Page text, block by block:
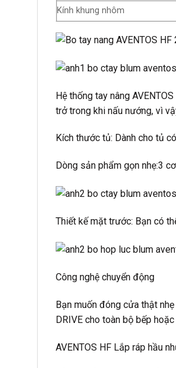
Kính khung nhôm
Hệ thống tay nâng
trở trong khi nấu nướng, vì
Kích thước tủ: Dành cho tủ
Dòng sản phẩm gọn nhẹ:3
Thiết kế mặt trước: Bạn có
Công nghệ chuyển động
Bạn muốn đóng cửa thật
DRIVE cho toàn bộ bếp
AVENTOS HF Lắp ráp hầu